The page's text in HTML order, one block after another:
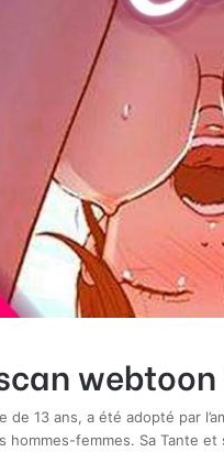
de 13 ans, a été adopté par
hommes-femmes. Sa Tante